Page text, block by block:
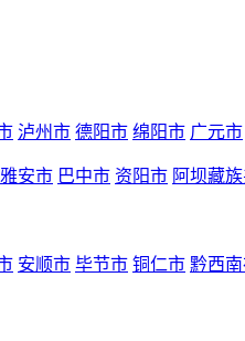
泸州市 德阳市 绵阳市 广元市
雅安市 巴中市 资阳市 阿坝藏
安顺市 毕节市 铜仁市 黔西